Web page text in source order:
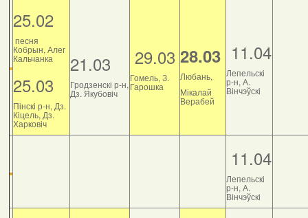
25.02
песня
Кобрын, Алег
Кальчанка
25.03
Пінскі р-н, Дз.
Кіцель, Дз.
Харковіч
21.03
Гродзенскі р-н,
Дз. Якубовіч
29.03
Гомель, З.
Гарошка
28.03
Любань,
Мікалай
Верабей
11.04
Лепельскі
р-н, А.
Вінчэўскі
11.04
Лепельскі
р-н, А.
Вінчэўскі